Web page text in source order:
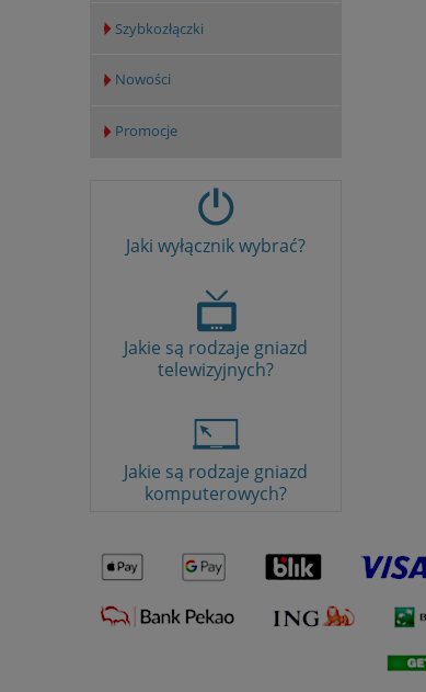
Szybkozłączki
Nowości
Promocje
Jaki wyłącznik wybrać?
Jakie są rodzaje gniazd
telewizyjnych?
Jakie są rodzaje gniazd
komputerowych?